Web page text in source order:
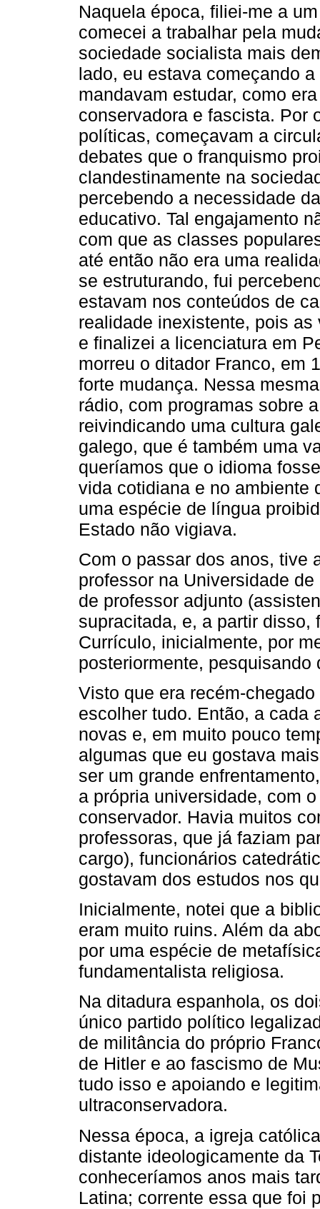
Naquela época, filiei-me a
comecei a trabalhar pela
sociedade socialista mais
lado, eu estava começando
mandavam estudar, como
conservadora e fascista. Por
políticas, começavam a
debates que o franquismo
clandestinamente na
percebendo a necessidade
educativo. Tal engajamento
com que as classes
até então não era uma
se estruturando, fui
estavam nos conteúdos de
realidade inexistente, pois
e finalizei a licenciatura em
morreu o ditador Franco, em
forte mudança. Nessa
rádio, com programas sobre
reivindicando uma cultura
galego, que é também uma
queríamos que o idioma
vida cotidiana e no ambiente
uma espécie de língua
Estado não vigiava.
Com o passar dos anos, tive
professor na Universidade
de professor adjunto
supracitada, e, a partir disso,
Currículo, inicialmente, por
posteriormente, pesquisando
Visto que era recém-
escolher tudo. Então, a cada
novas e, em muito pouco
algumas que eu gostava
ser um grande
a própria universidade, com
conservador. Havia muitos
professoras, que já faziam
cargo), funcionários
gostavam dos estudos nos
Inicialmente, notei que a
eram muito ruins. Além da
por uma espécie de
fundamentalista religiosa.
Na ditadura espanhola, os
único partido político
de militância do próprio
de Hitler e ao fascismo de
tudo isso e apoiando e
ultraconservadora.
Nessa época, a igreja
distante ideologicamente da
conheceríamos anos mais
Latina; corrente essa que foi